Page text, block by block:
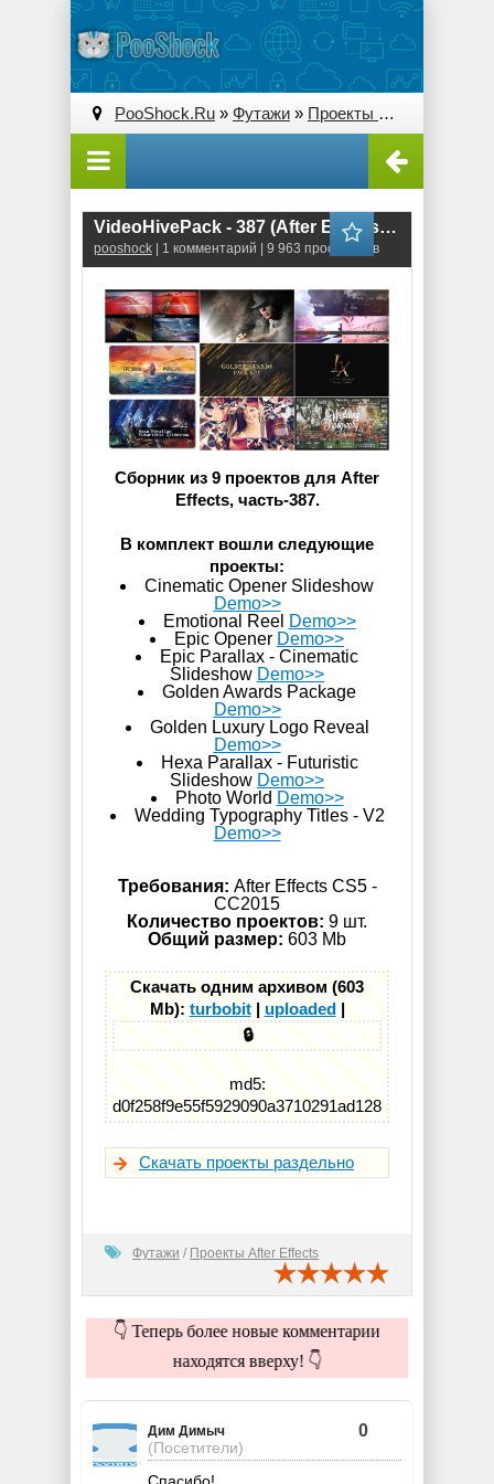
PooShock.Ru » Футажи » Проекты After Effects
VideoHivePack - 387 (After Effects Projects Pack)
pooshock | 1 комментарий | 9 963 просмотров
Сборник из 9 проектов для After
Effects, часть-387.
В комплект вошли следующие
проекты:
Cinematic Opener Slideshow
Demo>>
Emotional Reel Demo>>
Epic Opener Demo>>
Epic Parallax - Cinematic
Slideshow Demo>>
Golden Awards Package
Demo>>
Golden Luxury Logo Reveal
Demo>>
Hexa Parallax - Futuristic
Slideshow Demo>>
Photo World Demo>>
Wedding Typography Titles - V2
Demo>>
Требования: After Effects CS5 -
СС2015
Количество проектов: 9 шт.
Общий размер: 603 Mb
Скачать одним архивом (603
Mb): turbobit| uploaded|
🔒
md5:
d0f258f9e55f5929090a3710291ad128
Скачать проекты раздельно
Футажи / Проекты After Effects
👇 Теперь более новые комментарии
находятся вверху! 👇
Дим Димыч
(Посетители)
0